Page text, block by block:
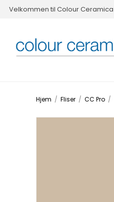
Velkommen til Colour Ceramica
Hjem / Fliser / CC Pro /